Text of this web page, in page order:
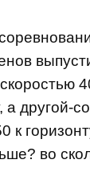
а другой-
к
во